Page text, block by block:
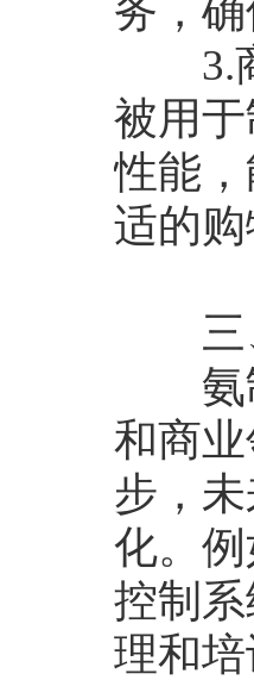
务，
3.商
被用
性能
适的
三
氨制
和商
步，
化。
控制
理和